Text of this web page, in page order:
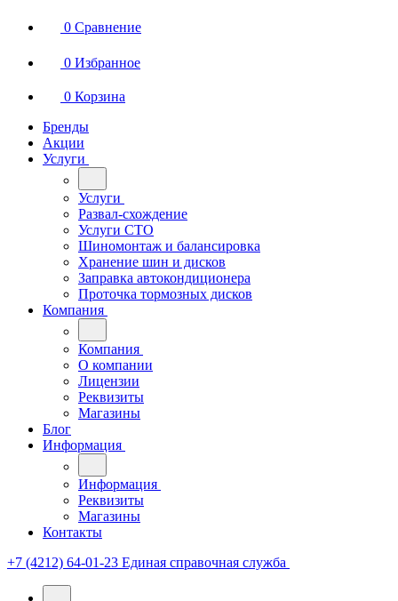
0 Сравнение
0 Избранное
0 Корзина
Бренды
Акции
Услуги
Услуги
Развал-схождение
Услуги СТО
Шиномонтаж и балансировка
Хранение шин и дисков
Заправка автокондиционера
Проточка тормозных дисков
Компания
Компания
О компании
Лицензии
Реквизиты
Магазины
Блог
Информация
Информация
Реквизиты
Магазины
Контакты
+7 (4212) 64-01-23 Единая справочная служба